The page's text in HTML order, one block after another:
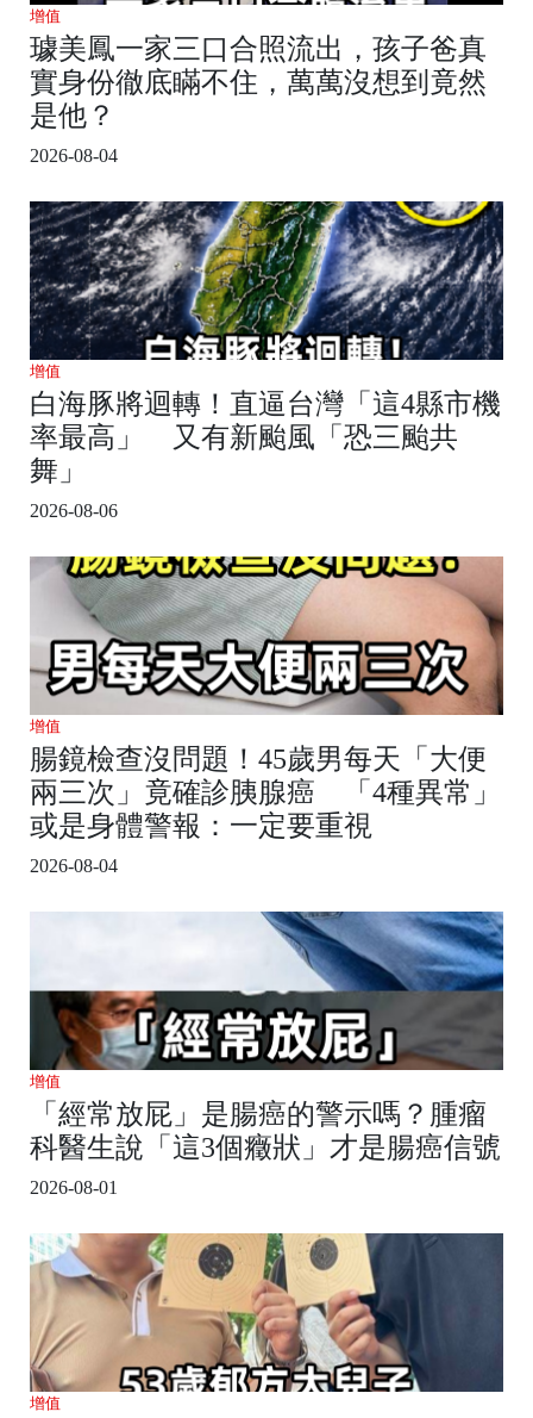
增值
璩美鳳一家三口合照流出，孩子爸真
實身份徹底瞞不住，萬萬沒想到竟然
是他？
2026-08-04
增值
白海豚將迴轉！直逼台灣「這4縣市機
率最高」 又有新颱風「恐三颱共
舞」
2026-08-06
增值
腸鏡檢查沒問題！45歲男每天「大便
兩三次」竟確診胰腺癌 「4種異常」
或是身體警報：一定要重視
2026-08-04
增值
「經常放屁」是腸癌的警示嗎？腫瘤
科醫生說「這3個癥狀」才是腸癌信號
2026-08-01
增值